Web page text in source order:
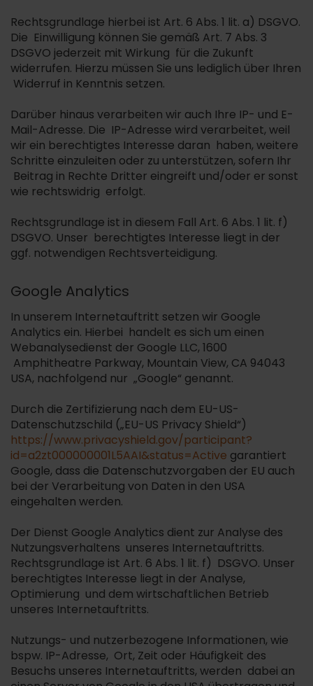
Rechtsgrundlage hierbei ist Art. 6 Abs. 1 lit. a) DSGVO.
Die Einwilligung können Sie gemäß Art. 7 Abs. 3
DSGVO jederzeit mit Wirkung für die Zukunft
widerrufen. Hierzu müssen Sie uns lediglich über Ihren
Widerruf in Kenntnis setzen.
Darüber hinaus verarbeiten wir auch Ihre IP- und E-
Mail-Adresse. Die IP-Adresse wird verarbeitet, weil
wir ein berechtigtes Interesse daran haben, weitere
Schritte einzuleiten oder zu unterstützen, sofern Ihr
Beitrag in Rechte Dritter eingreift und/oder er sonst
wie rechtswidrig erfolgt.
Rechtsgrundlage ist in diesem Fall Art. 6 Abs. 1 lit. f)
DSGVO. Unser berechtigtes Interesse liegt in der
ggf. notwendigen Rechtsverteidigung.
Google Analytics
In unserem Internetauftritt setzen wir Google
Analytics ein. Hierbei handelt es sich um einen
Webanalysedienst der Google LLC, 1600
Amphitheatre Parkway, Mountain View, CA 94043
USA, nachfolgend nur „Google“ genannt.
Durch die Zertifizierung nach dem EU-US-
Datenschutzschild („EU-US Privacy Shield“)
https://www.privacyshield.gov/participant?
id=a2zt000000001L5AAI&status=Active garantiert
Google, dass die Datenschutzvorgaben der EU auch
bei der Verarbeitung von Daten in den USA
eingehalten werden.
Der Dienst Google Analytics dient zur Analyse des
Nutzungsverhaltens unseres Internetauftritts.
Rechtsgrundlage ist Art. 6 Abs. 1 lit. f) DSGVO. Unser
berechtigtes Interesse liegt in der Analyse,
Optimierung und dem wirtschaftlichen Betrieb
unseres Internetauftritts.
Nutzungs- und nutzerbezogene Informationen, wie
bspw. IP-Adresse, Ort, Zeit oder Häufigkeit des
Besuchs unseres Internetauftritts, werden dabei an